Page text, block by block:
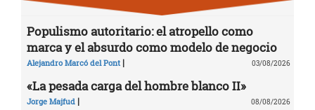
Populismo autoritario: el atropello como
marca y el absurdo como modelo de negocio
Alejandro Marcó del Pont | 03/08/2026
«La pesada carga del hombre blanco II»
Jorge Majfud | 08/08/2026